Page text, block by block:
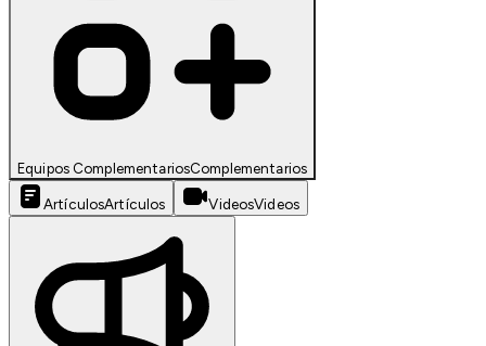
Equipos ComplementariosComplementarios
ArtículosArtículos VideosVideos